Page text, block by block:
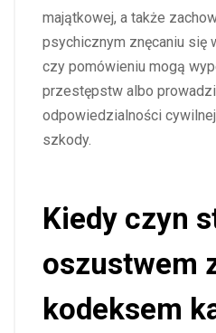
majątkowej, a także
psychicznym znęcaniu się
czy pomówieniu mogą
przestępstw albo
odpowiedzialności
szkody.
Kiedy czyn
oszustwem
kodeksem